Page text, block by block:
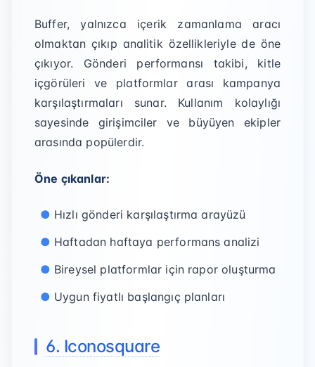
Buffer, yalnızca içerik zamanlama aracı
olmaktan çıkıp analitik özellikleriyle de öne
çıkıyor. Gönderi performansı takibi, kitle
içgörüleri ve platformlar arası kampanya
karşılaştırmaları sunar. Kullanım kolaylığı
sayesinde girişimciler ve büyüyen ekipler
arasında popülerdir.
Öne çıkanlar:
Hızlı gönderi karşılaştırma arayüzü
Haftadan haftaya performans analizi
Bireysel platformlar için rapor oluşturma
Uygun fiyatlı başlangıç planları
6. Iconosquare